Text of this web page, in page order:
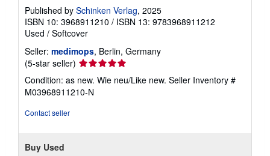
Published by Schinken Verlag, 2025
ISBN 10: 3968911210 / ISBN 13: 9783968911212
Used / Softcover
Seller: medimops, Berlin, Germany
(5-star seller) Seller
rating
5
out
Condition: as new. Wie neu/Like new. Seller Inventory #
M03968911210-N
Contact seller
Buy Used